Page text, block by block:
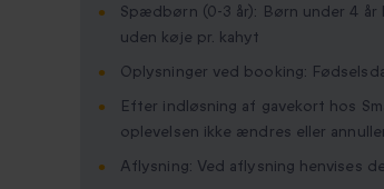
Spædbørn (0-3 år): Børn under 4 år
uden køje pr. kahyt
Oplysninger ved booking:
Efter indløsning af gavekort hos
oplevelsen ikke ændres eller
Aflysning: Ved aflysning henvises